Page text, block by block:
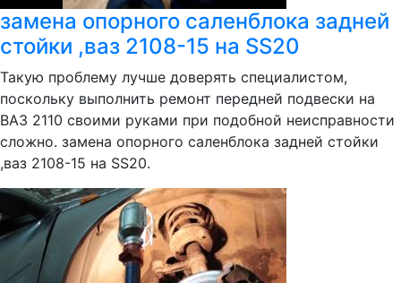
замена опорного саленблока задней
стойки ,ваз 2108-15 на SS20
Такую проблему лучше доверять специалистом,
поскольку выполнить ремонт передней подвески на
ВАЗ 2110 своими руками при подобной неисправности
сложно. замена опорного саленблока задней стойки
,ваз 2108-15 на SS20.